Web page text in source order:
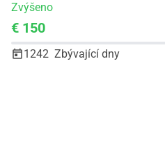
Zvýšeno
€ 150
1242 Zbývající dny